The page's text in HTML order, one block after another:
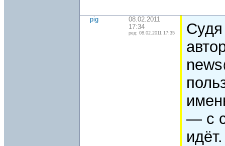
pig
08.02.2011
17:34
ред: 08.02.2011 17:35
Судя
— с
идёт.